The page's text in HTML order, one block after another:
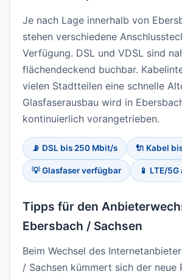
Je nach Lage innerhalb von
stehen verschiedene
Verfügung. DSL und VDSL sind
flächendeckend buchbar.
vielen Stadtteilen eine schnelle
Glasfaserausbau wird in
kontinuierlich vorangetrieben.
📡 DSL bis 250 Mbit/s 🔌 Kabel
💡 Glasfaser verfügbar 📱 LTE/
Tipps für den
Ebersbach / Sachsen
Beim Wechsel des
/ Sachsen kümmert sich der neue